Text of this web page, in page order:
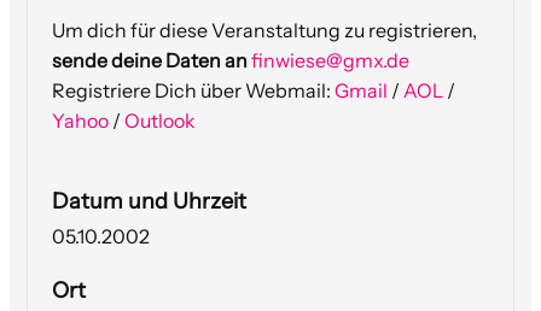
Um dich für diese Veranstaltung zu registrieren,
sende deine Daten an finwiese@gmx.de
Registriere Dich über Webmail:Gmail / AOL /
Yahoo /Outlook
Datum und Uhrzeit
05.10.2002
Ort